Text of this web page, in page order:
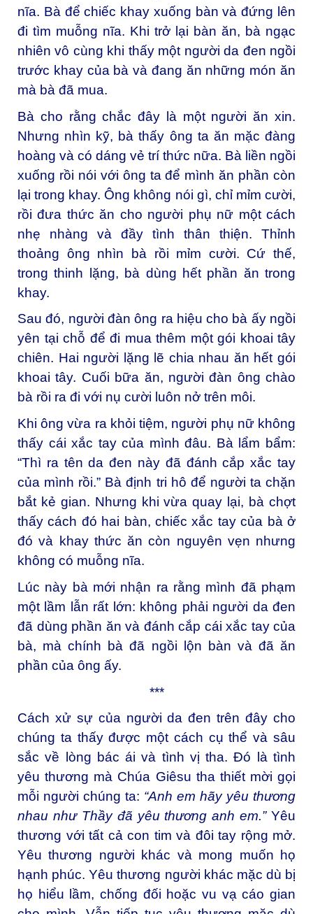
nĩa. Bà để chiếc khay xuống bàn và đứng lên
đi tìm muỗng nĩa. Khi trở lại bàn ăn, bà ngạc
nhiên vô cùng khi thấy một người da đen ngồi
trước khay của bà và đang ăn những món ăn
mà bà đã mua.
Bà cho rằng chắc đây là một người ăn xin.
Nhưng nhìn kỹ, bà thấy ông ta ăn mặc đàng
hoàng và có dáng vẻ trí thức nữa. Bà liền ngồi
xuống rồi nói với ông ta để mình ăn phần còn
lại trong khay. Ông không nói gì, chỉ mỉm cười,
rồi đưa thức ăn cho người phụ nữ một cách
nhẹ nhàng và đầy tình thân thiện. Thỉnh
thoảng ông nhìn bà rồi mỉm cười. Cứ thế,
trong thinh lặng, bà dùng hết phần ăn trong
khay.
Sau đó, người đàn ông ra hiệu cho bà ấy ngồi
yên tại chỗ để đi mua thêm một gói khoai tây
chiên. Hai người lặng lẽ chia nhau ăn hết gói
khoai tây. Cuối bữa ăn, người đàn ông chào
bà rồi ra đi với nụ cười luôn nở trên môi.
Khi ông vừa ra khỏi tiệm, người phụ nữ không
thấy cái xắc tay của mình đâu. Bà lẩm bẩm:
“Thì ra tên da đen này đã đánh cắp xắc tay
của mình rồi.” Bà định tri hô để người ta chặn
bắt kẻ gian. Nhưng khi vừa quay lại, bà chợt
thấy cách đó hai bàn, chiếc xắc tay của bà ở
đó và khay thức ăn còn nguyên vẹn nhưng
không có muỗng nĩa.
Lúc này bà mới nhận ra rằng mình đã phạm
một lầm lẫn rất lớn: không phải người da đen
đã dùng phần ăn và đánh cắp cái xắc tay của
bà, mà chính bà đã ngồi lộn bàn và đã ăn
phần của ông ấy.
***
Cách xử sự của người da đen trên đây cho
chúng ta thấy được một cách cụ thể và sâu
sắc về lòng bác ái và tình vị tha. Đó là tình
yêu thương mà Chúa Giêsu tha thiết mời gọi
mỗi người chúng ta: “Anh em hãy yêu thương
nhau như Thầy đã yêu thương anh em.”Yêu
thương với tất cả con tim và đôi tay rộng mở.
Yêu thương người khác và mong muốn họ
hạnh phúc. Yêu thương người khác mặc dù bị
họ hiểu lầm, chống đối hoặc vu vạ cáo gian